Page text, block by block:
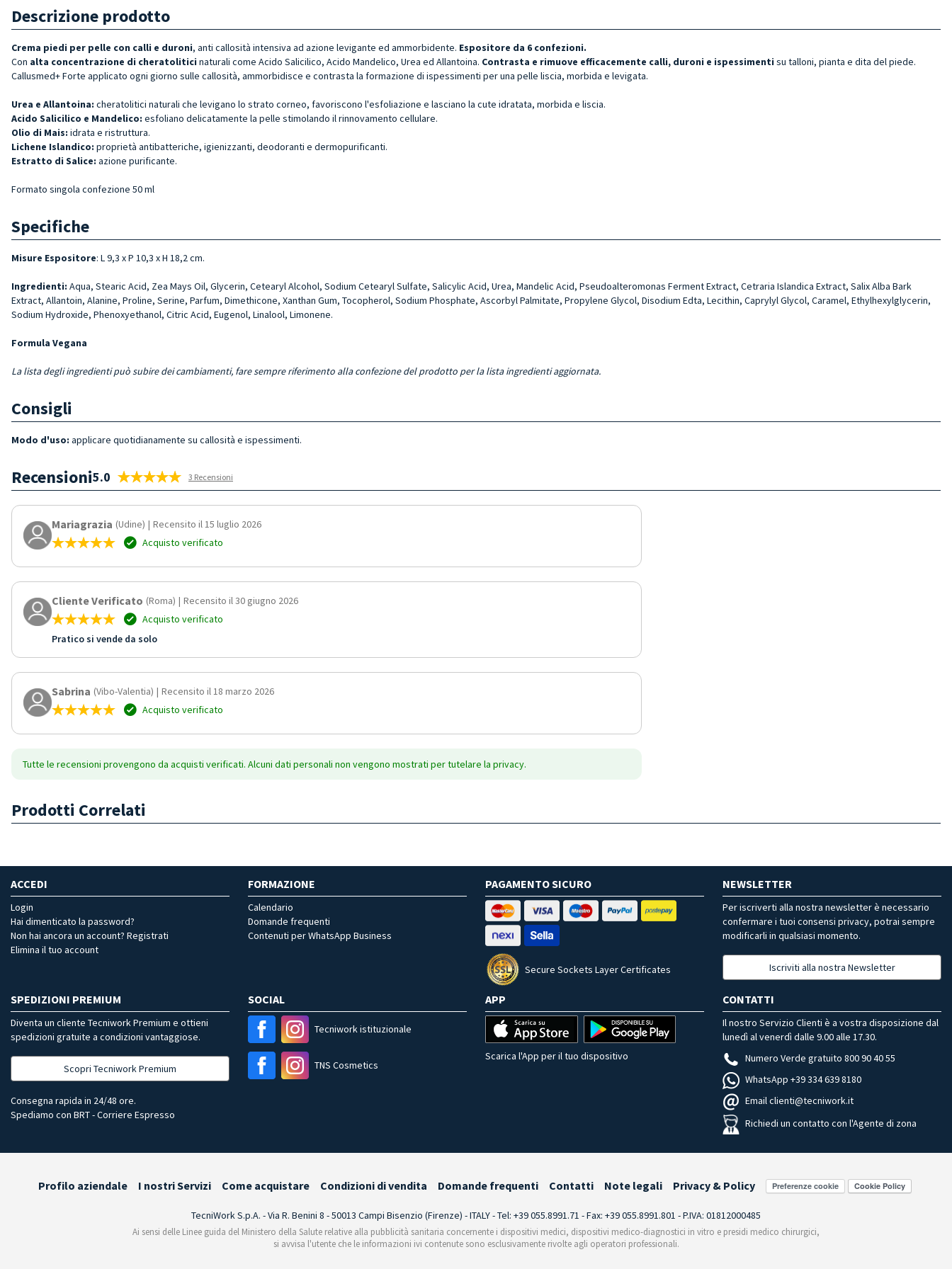
Descrizione prodotto
Crema piedi per pelle con calli e duroni, anti callosità intensiva ad azione levigante ed ammorbidente. Espositore da 6 confezioni.
Con alta concentrazione di cheratolitici naturali come Acido Salicilico, Acido Mandelico, Urea ed Allantoina. Contrasta e rimuove efficacemente calli, duroni e ispessimenti su talloni, pianta e dita del piede.
Callusmed+ Forte applicato ogni giorno sulle callosità, ammorbidisce e contrasta la formazione di ispessimenti per una pelle liscia, morbida e levigata.
Urea e Allantoina: cheratolitici naturali che levigano lo strato corneo, favoriscono l'esfoliazione e lasciano la cute idratata, morbida e liscia.
Acido Salicilico e Mandelico: esfoliano delicatamente la pelle stimolando il rinnovamento cellulare.
Olio di Mais: idrata e ristruttura.
Lichene Islandico: proprietà antibatteriche, igienizzanti, deodoranti e dermopurificanti.
Estratto di Salice: azione purificante.
Formato singola confezione 50 ml
Specifiche
Misure Espositore: L 9,3 x P 10,3 x H 18,2 cm.
Ingredienti: Aqua, Stearic Acid, Zea Mays Oil, Glycerin, Cetearyl Alcohol, Sodium Cetearyl Sul­fate, Salicylic Acid, Urea, Man­delic Acid, Pseudoalteromo­nas Ferment Extract, Cetra­ria Islandica Extract, Salix Alba Bark
Extract, Allantoin, Alanine, Proline, Serine, Par­fum, Dimethicone, Xanthan Gum, Tocopherol, Sodium Phosphate, Ascorbyl Palmi­tate, Propylene Glycol, Diso­dium Edta, Lecithin, Caprylyl Glycol, Caramel, Ethylhexyl­glycerin,
Sodium Hydroxide, Phenoxyethanol, Citric Acid, Eugenol, Linalool, Limonene.
Formula Vegana
La lista degli ingredienti può subire dei cambiamenti, fare sempre riferimento alla confezione del prodotto per la lista ingredienti aggiornata.
Consigli
Modo d'uso: applicare quotidianamente su callosità e ispessimenti.
Recensioni5.0 3 Recensioni
Mariagrazia (Udine) | Recensito il 15 luglio 2026
Acquisto verificato
Cliente Verificato (Roma) | Recensito il 30 giugno 2026
Acquisto verificato
Pratico si vende da solo
Sabrina (Vibo-Valentia) | Recensito il 18 marzo 2026
Acquisto verificato
Tutte le recensioni provengono da acquisti verificati. Alcuni dati personali non vengono mostrati per tutelare la privacy.
Prodotti Correlati
ACCEDI
Login
Hai dimenticato la password?
Non hai ancora un account? Registrati
Elimina il tuo account
FORMAZIONE
Calendario
Domande frequenti
Contenuti per WhatsApp Business
PAGAMENTO SICURO
Secure Sockets Layer Certificates
NEWSLETTER
Per iscriverti alla nostra newsletter è necessario
confermare i tuoi consensi privacy, potrai sempre
modificarli in qualsiasi momento.
Iscriviti alla nostra Newsletter
SPEDIZIONI PREMIUM
Diventa un cliente Tecniwork Premium e ottieni
spedizioni gratuite a condizioni vantaggiose.
Scopri Tecniwork Premium
Consegna rapida in 24/48 ore.
Spediamo con BRT - Corriere Espresso
SOCIAL
Tecniwork istituzionale
TNS Cosmetics
APP
Scarica l'App per il tuo dispositivo
CONTATTI
Il nostro Servizio Clienti è a vostra disposizione dal
lunedì al venerdì dalle 9.00 alle 17.30.
Numero Verde gratuito 800 90 40 55
WhatsApp +39 334 639 8180
Email clienti@tecniwork.it
Richiedi un contatto con l'Agente di zona
Profilo aziendale I nostri Servizi Come acquistare Condizioni di vendita Domande frequenti Contatti Note legali Privacy & Policy Preferenze cookie
TecniWork S.p.A. - Via R. Benini 8 - 50013 Campi Bisenzio (Firenze) - ITALY - Tel: +39 055.8991.71 - Fax: +39 055.8991.801 - P.IVA: 01812000485
Ai sensi delle Linee guida del Ministero della Salute relative alla pubblicità sanitaria concernente i dispositivi medici, dispositivi medico-diagnostici in vitro e presidi medico chirurgici,
si avvisa l'utente che le informazioni ivi contenute sono esclusivamente rivolte agli operatori professionali.